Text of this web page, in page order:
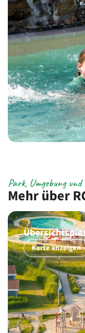
Mehr über
Park, Umgebung
Karte anzeigen